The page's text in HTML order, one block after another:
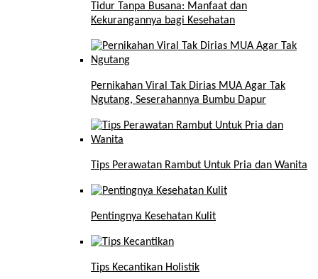
Tidur Tanpa Busana: Manfaat dan
Kekurangannya bagi Kesehatan
Pernikahan Viral Tak Dirias MUA Agar Tak
Ngutang, Seserahannya Bumbu Dapur
Tips Perawatan Rambut Untuk Pria dan Wanita
Pentingnya Kesehatan Kulit
Tips Kecantikan Holistik